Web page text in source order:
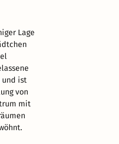
Lage
und ist
von
mit